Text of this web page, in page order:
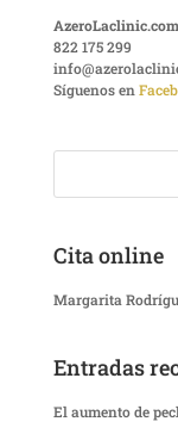
AzeroLaclinic.com
822 175 299
Síguenos en
Cita online
Margarita
Entradas
El aumento de